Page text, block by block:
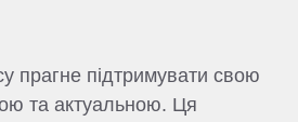
прагне підтримувати свою
та актуальною. Ця